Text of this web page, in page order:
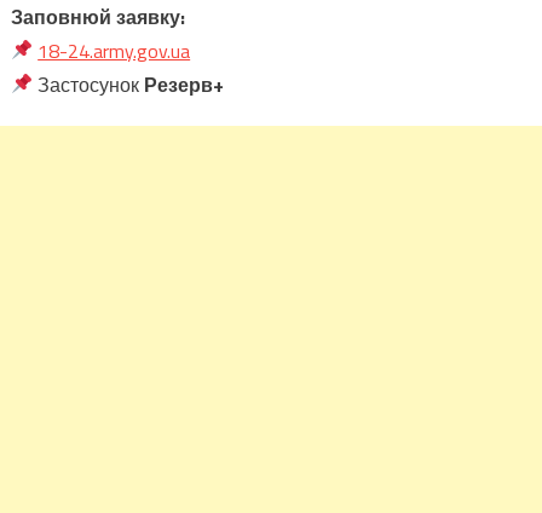
Заповнюй заявку:
18-24.army.gov.ua
Застосунок Резерв+